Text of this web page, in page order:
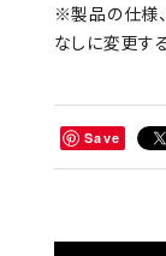
※製品の仕様
なしに変更す
Save